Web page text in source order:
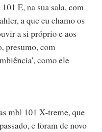
E, na sua sala, com
a que eu chamo os
a si próprio e aos
presumo, com
como ele
mbl 101 X-treme, que
e foram de novo